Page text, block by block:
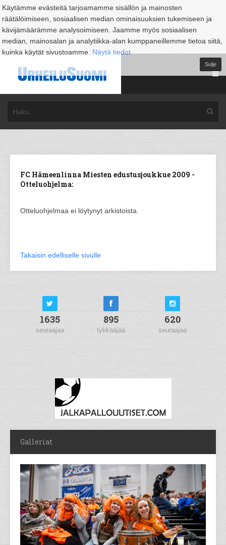
Käytämme evästeitä tarjoamamme sisällön ja mainosten
räätälöimiseen, sosiaalisen median ominaisuuksien tukemiseen ja
kävijämäärämme analysoimiseen. Jaamme myös sosiaalisen
median, mainosalan ja analytiikka-alan kumppaneillemme tietoa siitä,
kuinka käytät sivustoamme. Näytä tiedot
Sulje
FC Hämeenlinna Miesten edustusjoukkue 2009 -
Otteluohjelma:
Otteluohjelmaa ei löytynyt arkistoista.
Takaisin edelliselle sivulle
1635
seuraajaa
895
tykkääjää
620
seuraajaa
Galleriat